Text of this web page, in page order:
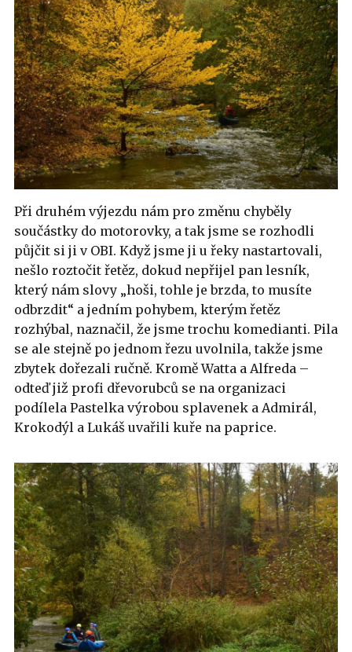
Při druhém výjezdu nám pro změnu chyběly
součástky do motorovky, a tak jsme se rozhodli
půjčit si ji v OBI. Když jsme ji u řeky nastartovali,
nešlo roztočit řetěz, dokud nepřijel pan lesník,
který nám slovy „hoši, tohle je brzda, to musíte
odbrzdit“ a jedním pohybem, kterým řetěz
rozhýbal, naznačil, že jsme trochu komedianti. Pila
se ale stejně po jednom řezu uvolnila, takže jsme
zbytek dořezali ručně. Kromě Watta a Alfreda –
odteď již profi dřevorubců se na organizaci
podílela Pastelka výrobou splavenek a Admirál,
Krokodýl a Lukáš uvařili kuře na paprice.